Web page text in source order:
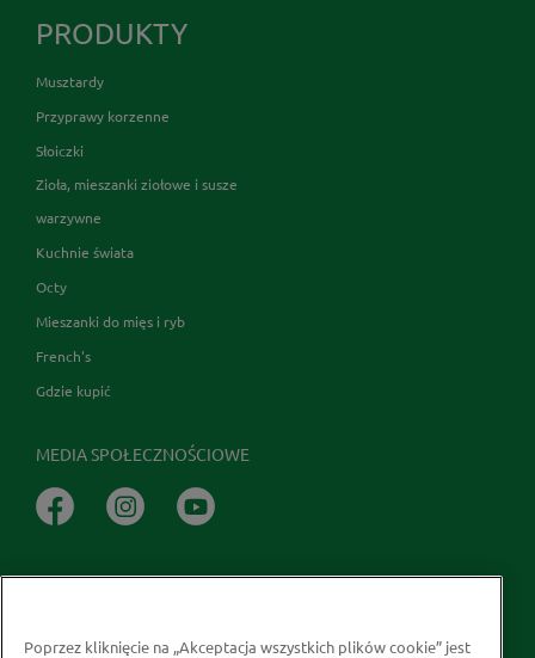
PRODUKTY
Musztardy
Przyprawy korzenne
Słoiczki
Zioła, mieszanki ziołowe i susze
warzywne
Kuchnie świata
Octy
Mieszanki do mięs i ryb
French's
Gdzie kupić
MEDIA SPOŁECZNOŚCIOWE
Poprzez kliknięcie na „Akceptacja wszystkich plików cookie” jest